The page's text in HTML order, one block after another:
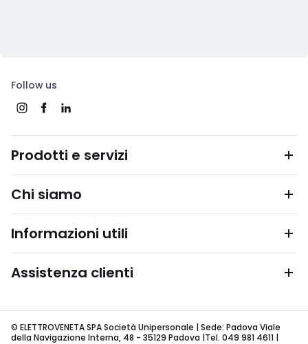
Follow us
Prodotti e servizi
Chi siamo
Informazioni utili
Assistenza clienti
© ELETTROVENETA SPA Società Unipersonale | Sede: Padova Viale
della Navigazione Interna, 48 - 35129 Padova |Tel. 049 981 4611 |